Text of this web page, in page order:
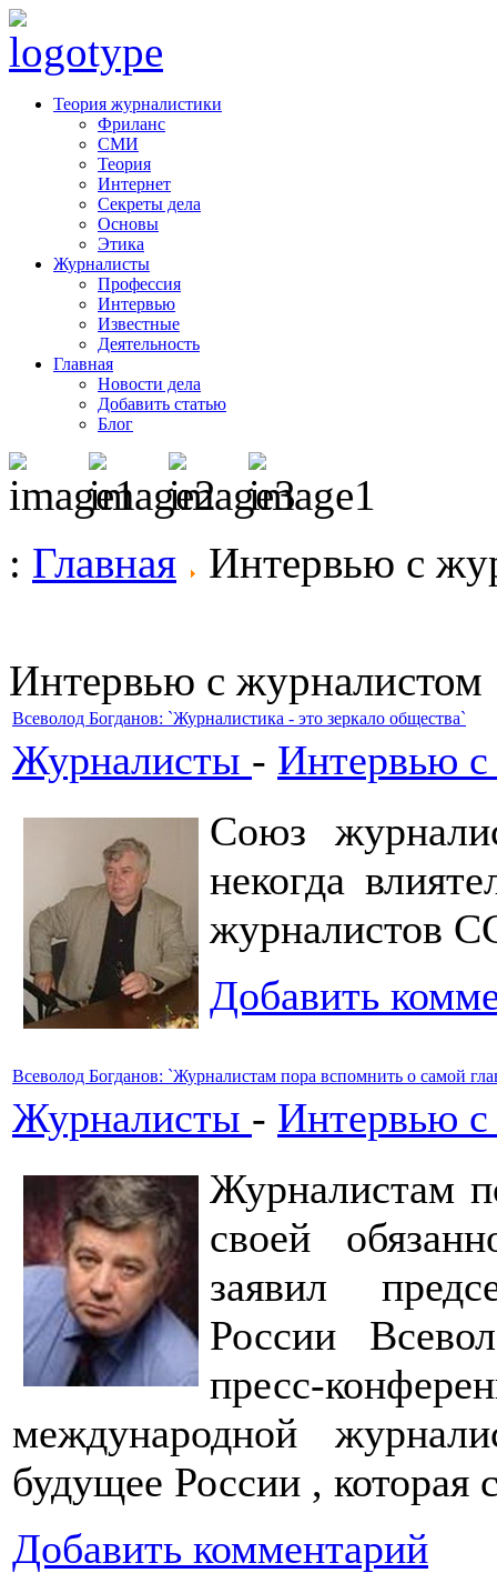
Теория журналистики
Фриланс
СМИ
Теория
Интернет
Секреты дела
Основы
Этика
Журналисты
Профессия
Интервью
Известные
Деятельность
Главная
Новости дела
Добавить статью
Блог
: Главная Интервью с
Интервью с журналистом
Всеволод Богданов: `Журналистика - это зеркало общества`
Журналисты - Интервью
Союз
некогда
журналистов
Добавить
Всеволод Богданов: `Журналистам пора вспомнить о самой
Журналисты - Интервью
Журналистам
своей
заявил
России
пресс-
международной
будущее России , которая
Добавить комментарий